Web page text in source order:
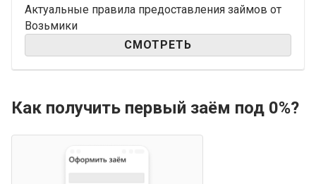
Актуальные правила предоставления займов от
Возьмики
СМОТРЕТЬ
Как получить первый заём под 0%?